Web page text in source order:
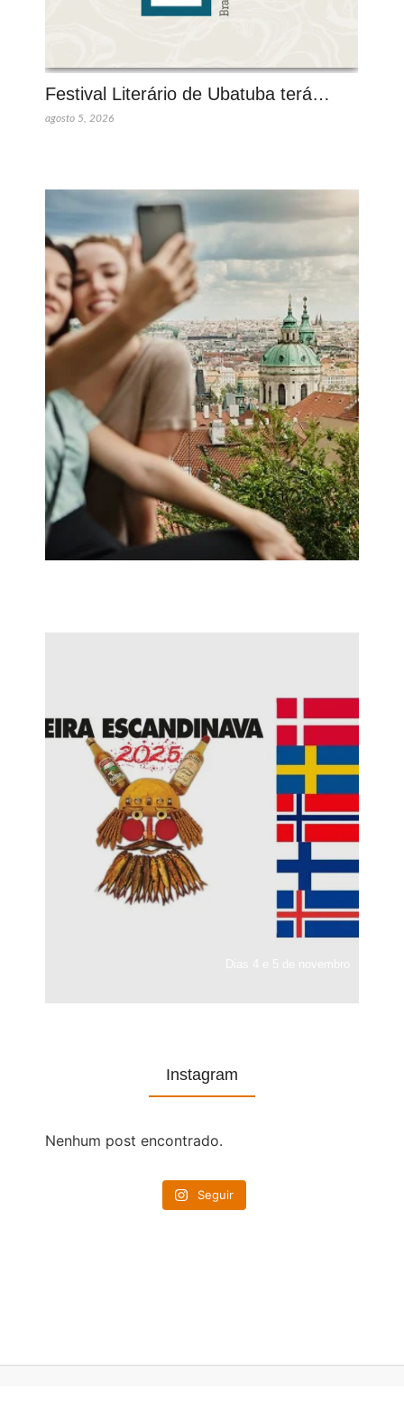
Festival Literário de Ubatuba terá…
agosto 5, 2026
Instagram
Nenhum post encontrado.
Seguir